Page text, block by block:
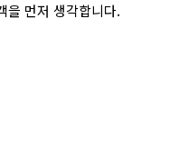
을 먼저 생각합니다.